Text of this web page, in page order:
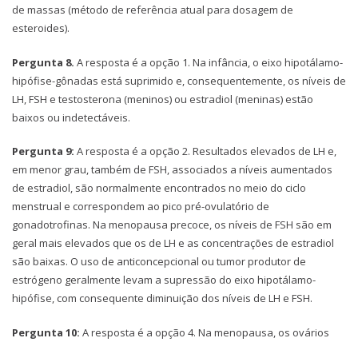
de massas (método de referência atual para dosagem de
esteroides).
Pergunta 8. A resposta é a opção 1. Na infância, o eixo hipotálamo-
hipófise-gônadas está suprimido e, consequentemente, os níveis de
LH, FSH e testosterona (meninos) ou estradiol (meninas) estão
baixos ou indetectáveis.
Pergunta 9: A resposta é a opção 2. Resultados elevados de LH e,
em menor grau, também de FSH, associados a níveis aumentados
de estradiol, são normalmente encontrados no meio do ciclo
menstrual e correspondem ao pico pré-ovulatório de
gonadotrofinas. Na menopausa precoce, os níveis de FSH são em
geral mais elevados que os de LH e as concentrações de estradiol
são baixas. O uso de anticoncepcional ou tumor produtor de
estrógeno geralmente levam a supressão do eixo hipotálamo-
hipófise, com consequente diminuição dos níveis de LH e FSH.
Pergunta 10: A resposta é a opção 4. Na menopausa, os ovários